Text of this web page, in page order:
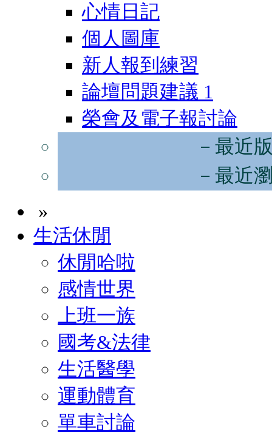
心情日記
個人圖庫
新人報到練習
論壇問題建議 1
榮會及電子報討論
－最近
－最近
»
生活休閒
休閒哈啦
感情世界
上班一族
國考&法律
生活醫學
運動體育
單車討論